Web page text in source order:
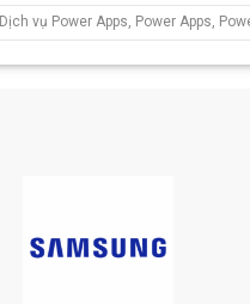
Dịch vụ Power Apps, Power Apps,